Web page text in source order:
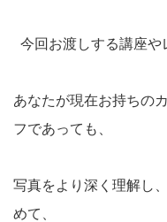
今回お渡しする講座や
あなたが現在お持ちの
フであっても、
写真をより深く理解し
めて、